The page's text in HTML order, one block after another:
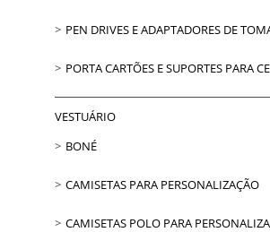
PEN DRIVES E ADAPTADORES DE
PORTA CARTÕES E SUPORTES PARA
VESTUÁRIO
BONÉ
CAMISETAS PARA PERSONALIZAÇÃO
CAMISETAS POLO PARA